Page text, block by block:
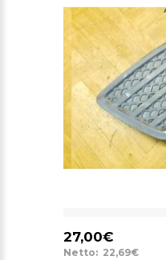
27,00€
Netto: 22,69€